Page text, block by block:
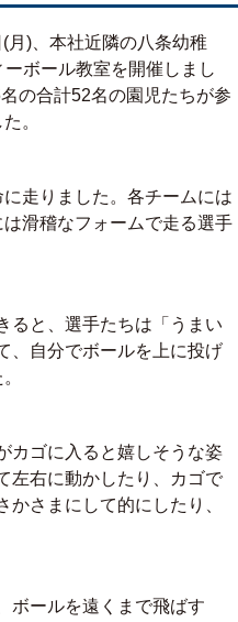
(月 ) 、本社近隣の八条幼稚
ボール教室を開催しまし
名の合計52名の園児たちが参
。
走りました。各チームには
滑稽なフォームで走る選手
ると、選手たちは「うまい
、自分でボールを上に投げ
カゴに入ると嬉しそうな姿
左右に動かしたり、カゴで
さまにして的にしたり、
ボールを遠くまで飛ばす